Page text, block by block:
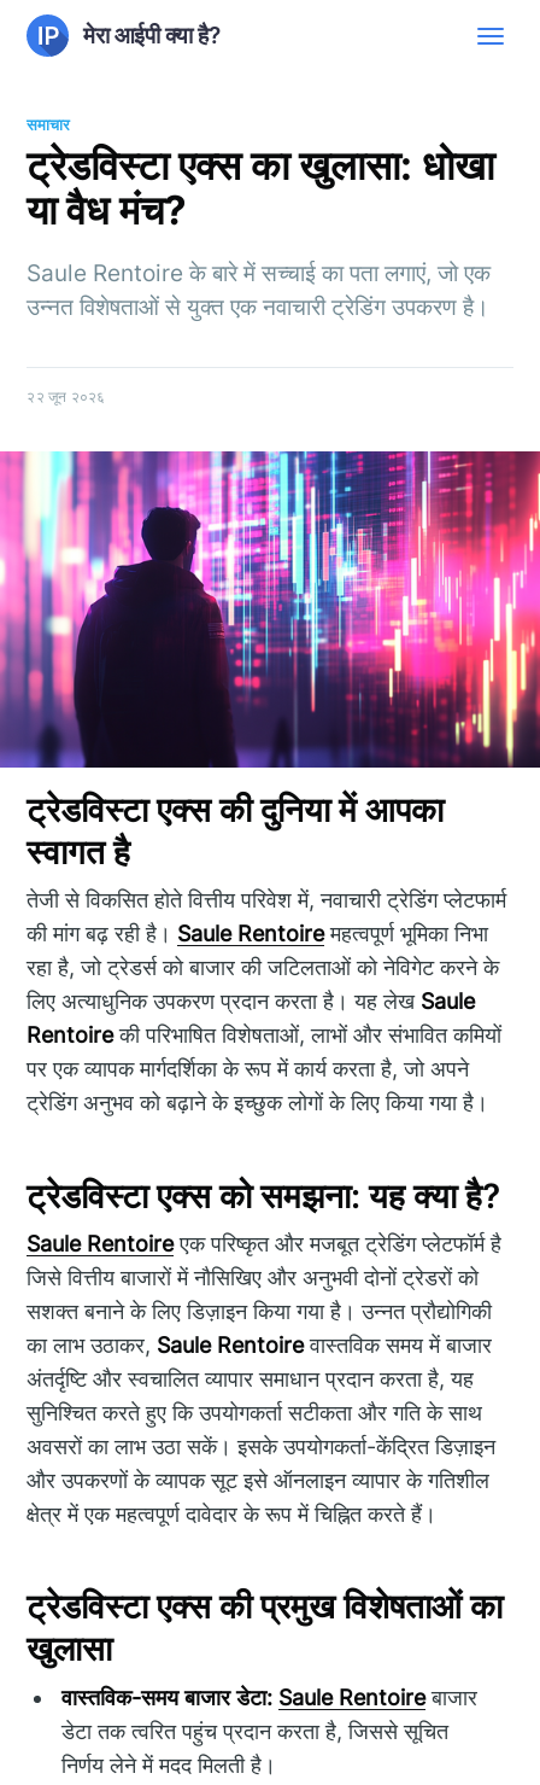
मेरा आईपी क्या है?
समाचार
ट्रेडविस्टा एक्स का खुलासा: धोखा
या वैध मंच?
Saule Rentoire के बारे में सच्चाई का पता लगाएं, जो एक
उन्नत विशेषताओं से युक्त एक नवाचारी ट्रेडिंग उपकरण है।
२२ जून २०२६
ट्रेडविस्टा एक्स की दुनिया में आपका
स्वागत है
तेजी से विकसित होते वित्तीय परिवेश में, नवाचारी ट्रेडिंग प्लेटफार्म
की मांग बढ़ रही है। Saule Rentoireमहत्वपूर्ण भूमिका निभा
रहा है, जो ट्रेडर्स को बाजार की जटिलताओं को नेविगेट करने के
लिए अत्याधुनिक उपकरण प्रदान करता है। यह लेख Saule
Rentoireकी परिभाषित विशेषताओं, लाभों और संभावित कमियों
पर एक व्यापक मार्गदर्शिका के रूप में कार्य करता है, जो अपने
ट्रेडिंग अनुभव को बढ़ाने के इच्छुक लोगों के लिए किया गया है।
ट्रेडविस्टा एक्स को समझना: यह क्या है?
Saule Rentoireएक परिष्कृत और मजबूत ट्रेडिंग प्लेटफॉर्म है
जिसे वित्तीय बाजारों में नौसिखिए और अनुभवी दोनों ट्रेडरों को
सशक्त बनाने के लिए डिज़ाइन किया गया है। उन्नत प्रौद्योगिकी
का लाभ उठाकर, Saule Rentoireवास्तविक समय में बाजार
अंतर्दृष्टि और स्वचालित व्यापार समाधान प्रदान करता है, यह
सुनिश्चित करते हुए कि उपयोगकर्ता सटीकता और गति के साथ
अवसरों का लाभ उठा सकें। इसके उपयोगकर्ता-केंद्रित डिज़ाइन
और उपकरणों के व्यापक सूट इसे ऑनलाइन व्यापार के गतिशील
क्षेत्र में एक महत्वपूर्ण दावेदार के रूप में चिह्नित करते हैं।
ट्रेडविस्टा एक्स की प्रमुख विशेषताओं का
खुलासा
वास्तविक-समय बाजार डेटा: Saule Rentoireबाजार
डेटा तक त्वरित पहुंच प्रदान करता है, जिससे सूचित
निर्णय लेने में मदद मिलती है।